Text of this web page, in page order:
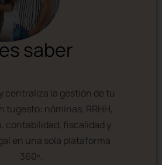
saber
centraliza la gestión de tu
tugesto: nóminas, RRHH,
contabilidad, fiscalidad y
en una sola plataforma
360º.